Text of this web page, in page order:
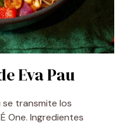
Eva Pau
se transmite los
One. Ingredientes